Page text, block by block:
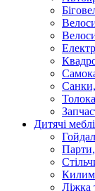
Санки,
Дитячі меблі
Парти,
Ліжка